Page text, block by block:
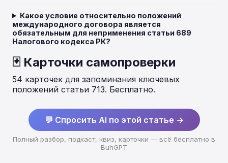
Какое условие относительно положений
международного договора является
обязательным для неприменения статьи 689
Налогового кодекса РК?
🃏 Карточки самопроверки
54 карточек для запоминания ключевых
положений статьи 713. Бесплатно.
💬 Спросить AI по этой статье →
Полный разбор, подкаст, квиз, карточки — всё бесплатно в
BuhGPT